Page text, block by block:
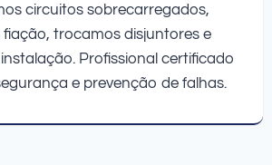
circuitos sobrecarregados,
trocamos disjuntores e
Profissional certificado
e prevenção de falhas.